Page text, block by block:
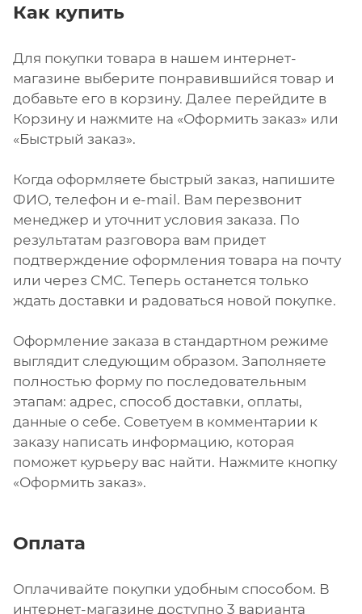
Как купить
Для покупки товара в нашем интернет-
магазине выберите понравившийся товар и
добавьте его в корзину. Далее перейдите в
Корзину и нажмите на «Оформить заказ» или
«Быстрый заказ».
Когда оформляете быстрый заказ, напишите
ФИО, телефон и e-mail. Вам перезвонит
менеджер и уточнит условия заказа. По
результатам разговора вам придет
подтверждение оформления товара на почту
или через СМС. Теперь останется только
ждать доставки и радоваться новой покупке.
Оформление заказа в стандартном режиме
выглядит следующим образом. Заполняете
полностью форму по последовательным
этапам: адрес, способ доставки, оплаты,
данные о себе. Советуем в комментарии к
заказу написать информацию, которая
поможет курьеру вас найти. Нажмите кнопку
«Оформить заказ».
Оплата
Оплачивайте покупки удобным способом. В
интернет-магазине доступно 3 варианта